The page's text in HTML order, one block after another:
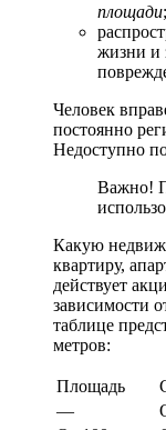
площади;
жизни и
Человек
постоянно
Недоступно
Важно!
Какую
квартиру,
действует
зависимости
таблице
метров:
Площадь
—